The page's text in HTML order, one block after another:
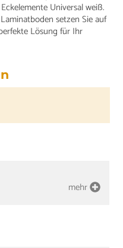
Universal weiß.
setzen Sie auf
Lösung für Ihr
mehr